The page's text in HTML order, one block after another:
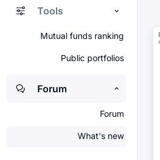
Tools
Mutual funds ranking
Public portfolios
Forum
Forum
What's new